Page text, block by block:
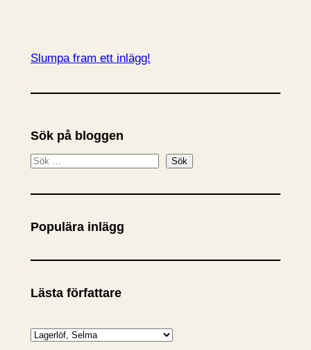
Slumpa fram ett inlägg!
Sök på bloggen
S
k
Sök
Populära inlägg
Lästa författare
K